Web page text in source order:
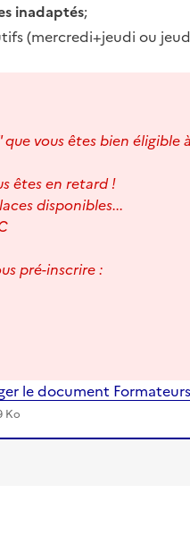
inadaptés;
(mercredi+jeudi ou
que vous êtes bien éligible
êtes en retard !
disponibles...
pré-inscrire :
le document
Ko